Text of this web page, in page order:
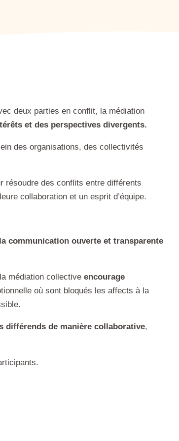
deux parties en conflit, la médiation
et des perspectives divergents.
des organisations, des collectivités
résoudre des conflits entre différents
collaboration et un esprit d’équipe.
communication ouverte et transparente
médiation collective encourage
où sont bloqués les affects à la
différends de manière collaborative,